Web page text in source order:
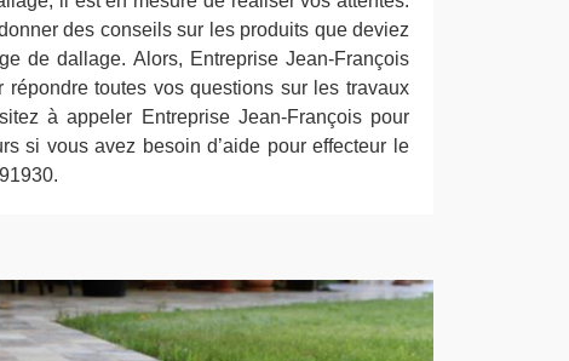
des conseils sur les produits que deviez
de dallage. Alors, Entreprise Jean-François
répondre toutes vos questions sur les travaux
à appeler Entreprise Jean-François pour
si vous avez besoin d’aide pour effecteur le